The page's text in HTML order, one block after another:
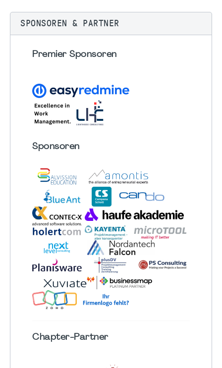
SPONSOREN & PARTNER
Premier Sponsoren
Sponsoren
Chapter-Partner